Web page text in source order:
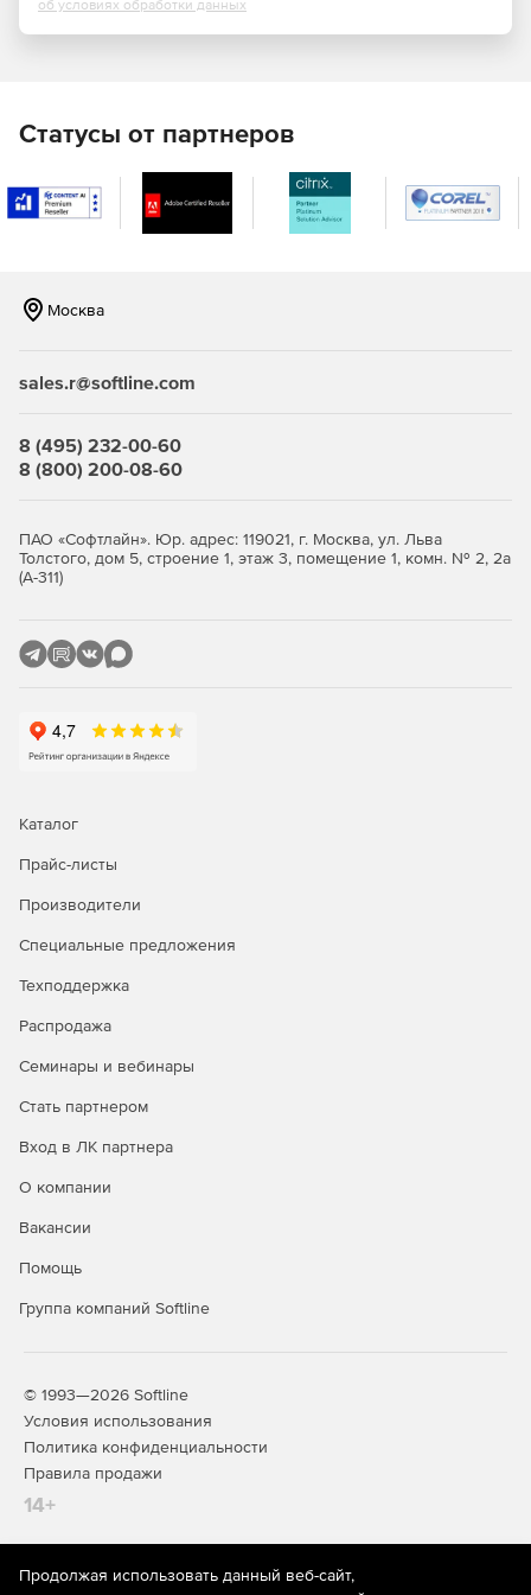
использованием блоков Intel Threading Building Blocks
Простой анализ удаленных систем Linux.
Автоматическая установка сборщиков
Настройка алгоритмов ядра GPU . Анализ выполнение
Версия добавляет в Intel VTune Amplifier XE:
Улучшенный стандарт параллельного
Ускоренный и упрощенный многомерный анализ MPI
на Windows или Linux на Mac-устройстве.
профилирование GPU на Windows и Linux.
об условиях обработки данных
Статусы от партнеров
Москва
sales.r@softline.com
8 (495) 232-00-60
8 (800) 200-08-60
ПАО «Софтлайн». Юр. адрес: 119021, г. Москва, ул. Льва
Толстого, дом 5, строение 1, этаж 3, помещение 1, комн. № 2, 2а
(А-311)
Каталог
Прайс-листы
Производители
Специальные предложения
Техподдержка
Распродажа
Семинары и вебинары
Стать партнером
Вход в ЛК партнера
О компании
Вакансии
Помощь
Группа компаний Softline
© 1993—2026 Softline
Условия использования
Политика конфиденциальности
Правила продажи
14+
На информационном ресурсе store.softline.ru применяются
Продолжая использовать данный веб-сайт,